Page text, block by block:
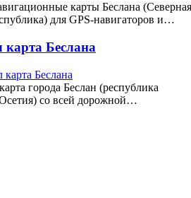
карты Беслана (Северная
для GPS-навигаторов и…
карта Беслана
города Беслан (республика
со всей дорожной…